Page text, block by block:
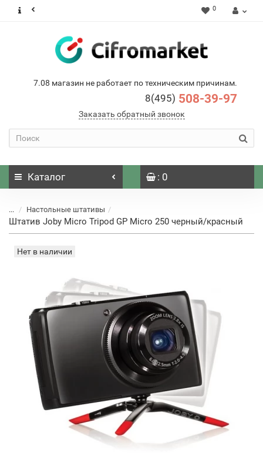
0
7.08 магазин не работает по техническим причинам.
8(495) 508-39-97
Заказать обратный звонок
Каталог : 0
... Настольные штативы
Штатив Joby Micro Tripod GP Micro 250 черный/красный
Нет в наличии